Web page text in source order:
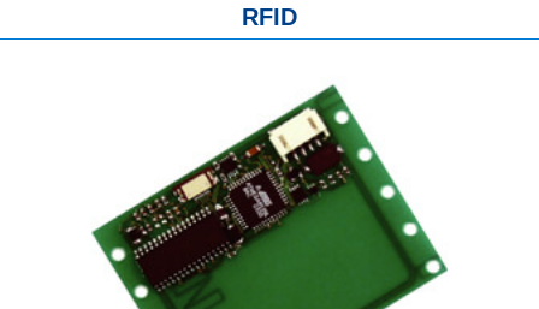
RFID